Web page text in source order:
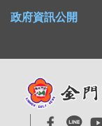
政府資訊公開